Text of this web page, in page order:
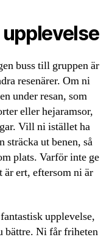
buss till gruppen är
resenärer. Om ni
under resan, som
eller hejaramsor,
Vill ni istället ha
sträcka ut benen, så
plats. Varför inte ge
är ert, eftersom ni är
upplevelse,
bättre. Ni får friheten